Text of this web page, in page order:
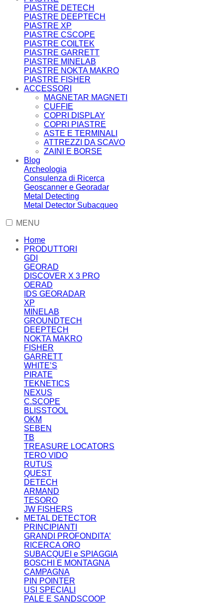
PIASTRE DETECH
PIASTRE DEEPTECH
PIASTRE XP
PIASTRE CSCOPE
PIASTRE COILTEK
PIASTRE GARRETT
PIASTRE MINELAB
PIASTRE NOKTA MAKRO
PIASTRE FISHER
ACCESSORI
MAGNETAR MAGNETI
CUFFIE
COPRI DISPLAY
COPRI PIASTRE
ASTE E TERMINALI
ATTREZZI DA SCAVO
ZAINI E BORSE
Blog
Archeologia
Consulenza di Ricerca
Geoscanner e Georadar
Metal Detecting
Metal Detector Subacqueo
MENU
Home
PRODUTTORI
GDI
GEORAD
DISCOVER X 3 PRO
OERAD
IDS GEORADAR
XP
MINELAB
GROUNDTECH
DEEPTECH
NOKTA MAKRO
FISHER
GARRETT
WHITE’S
PIRATE
TEKNETICS
NEXUS
C.SCOPE
BLISSTOOL
OKM
SEBEN
TB
TREASURE LOCATORS
TERO VIDO
RUTUS
QUEST
DETECH
ARMAND
TESORO
JW FISHERS
METAL DETECTOR
PRINCIPIANTI
GRANDI PROFONDITA’
RICERCA ORO
SUBACQUEI e SPIAGGIA
BOSCHI E MONTAGNA
CAMPAGNA
PIN POINTER
USI SPECIALI
PALE E SANDSCOOP